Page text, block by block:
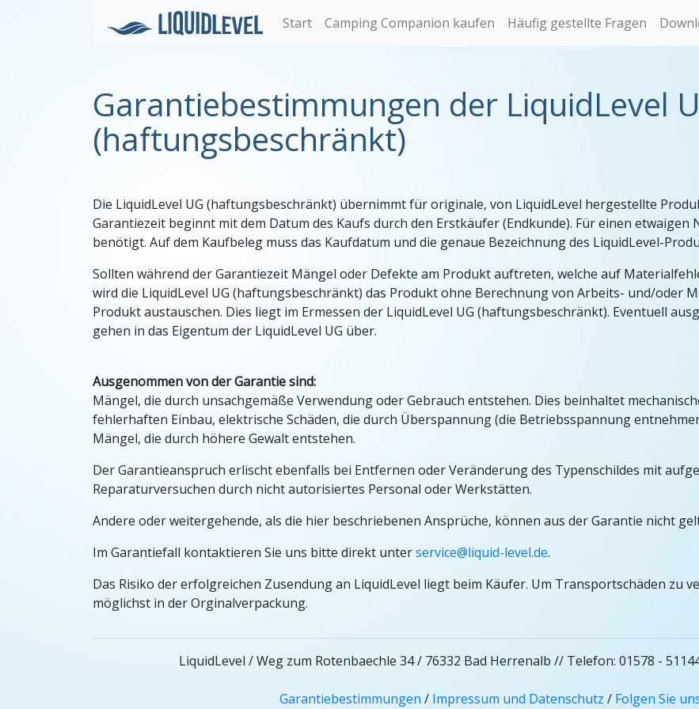
Start Camping Companion kaufen Häufig gestellte Fragen
Garantiebestimmungen der LiquidLevel
(haftungsbeschränkt)
Die LiquidLevel UG (haftungsbeschränkt) übernimmt für originale, von LiquidLevel hergestellte
Garantiezeit beginnt mit dem Datum des Kaufs durch den Erstkäufer (Endkunde). Für einen
benötigt. Auf dem Kaufbeleg muss das Kaufdatum und die genaue Bezeichnung des LiquidLevel-
Sollten während der Garantiezeit Mängel oder Defekte am Produkt auftreten, welche auf
wird die LiquidLevel UG (haftungsbeschränkt) das Produkt ohne Berechnung von Arbeits- und/oder
Produkt austauschen. Dies liegt im Ermessen der LiquidLevel UG (haftungsbeschränkt). Eventuell
gehen in das Eigentum der LiquidLevel UG über.
Ausgenommen von der Garantie sind:
Mängel, die durch unsachgemäße Verwendung oder Gebrauch entstehen. Dies beinhaltet
fehlerhaften Einbau, elektrische Schäden, die durch Überspannung (die Betriebsspannung
Mängel, die durch höhere Gewalt entstehen.
Der Garantieanspruch erlischt ebenfalls bei Entfernen oder Veränderung des Typenschildes mit
Reparaturversuchen durch nicht autorisiertes Personal oder Werkstätten.
Andere oder weitergehende, als die hier beschriebenen Ansprüche, können aus der Garantie nicht
Im Garantiefall kontaktieren Sie uns bitte direkt unterservice@liquid-level.de.
Das Risiko der erfolgreichen Zusendung an LiquidLevel liegt beim Käufer. Um Transportschäden zu
möglichst in der Orginalverpackung.
LiquidLevel / Weg zum Rotenbaechle 34 / 76332 Bad Herrenalb // Telefon: 01578 -
Garantiebestimmungen / Impressum und Datenschutz / Folgen Sie